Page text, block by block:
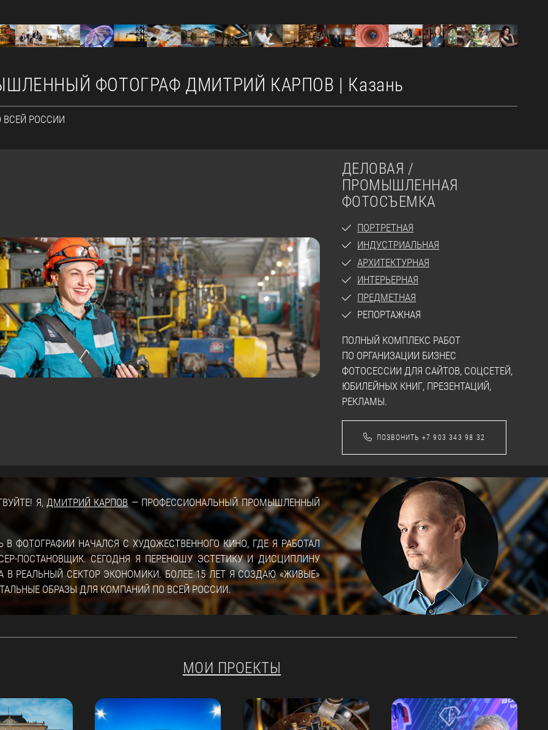
ФОТОГРАФ ДМИТРИЙ КАРПОВ | Казань
ВСЕЙ РОССИИ
ДЕЛОВАЯ /
ПРОМЫШЛЕННАЯ
ФОТОСЪЕМКА
ПОРТРЕТНАЯ
ИНДУСТРИАЛЬНАЯ
АРХИТЕКТУРНАЯ
ИНТЕРЬЕРНАЯ
ПРЕДМЕТНАЯ
РЕПОРТАЖНАЯ
ПОЛНЫЙ КОМПЛЕКС РАБОТ
ПО ОРГАНИЗАЦИИ БИЗНЕС
ФОТОСЕССИИ ДЛЯ САЙТОВ, СОЦСЕТЕЙ,
ЮБИЛЕЙНЫХ КНИГ, ПРЕЗЕНТАЦИЙ,
РЕКЛАМЫ.
ПОЗВОНИТЬ +7 903 343 98 32
Я, ДМИТРИЙ КАРПОВ — ПРОФЕССИОНАЛЬНЫЙ ПРОМЫШЛЕННЫЙ
ФОТОГРАФИИ НАЧАЛСЯ С ХУДОЖЕСТВЕННОГО КИНО, ГДЕ Я РАБОТАЛ
ПОСТАНОВЩИК. СЕГОДНЯ Я ПЕРЕНОШУ ЭСТЕТИКУ И ДИСЦИПЛИНУ
В РЕАЛЬНЫЙ СЕКТОР ЭКОНОМИКИ. БОЛЕЕ 15 ЛЕТ Я СОЗДАЮ «ЖИВЫЕ»
ОБРАЗЫ ДЛЯ КОМПАНИЙ ПО ВСЕЙ РОССИИ.
МОИ ПРОЕКТЫ